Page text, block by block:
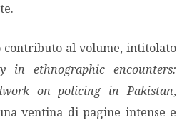
contributo al volume, intitolato
in ethnographic encounters:
on policing in Pakistan,
ventina di pagine intense e